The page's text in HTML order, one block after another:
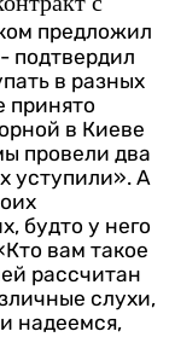
предложил
подтвердил
в разных
принято
в Киеве
провели два
уступили». А
будто у него
вам такое
рассчитан
слухи,
надеемся,